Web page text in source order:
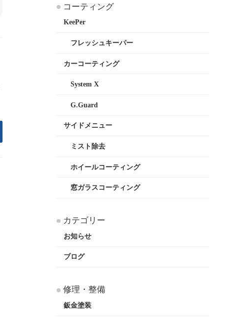
コーティング
KeePer
フレッシュキーパー
カーコーティング
System X
G.Guard
サイドメニュー
ミスト除去
ホイールコーティング
窓ガラスコーティング
カテゴリー
お知らせ
ブログ
修理・整備
鈑金塗装